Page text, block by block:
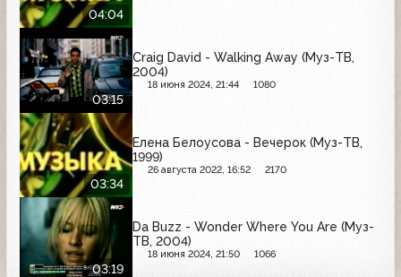
04:04
03:15
Craig David - Walking Away (Муз-ТВ,
2004)
18 июня 2024, 21:44 1080
03:34
Елена Белоусова - Вечерок (Муз-ТВ,
1999)
26 августа 2022, 16:52 2170
03:19
Da Buzz - Wonder Where You Are (Муз-
ТВ, 2004)
18 июня 2024, 21:50 1066